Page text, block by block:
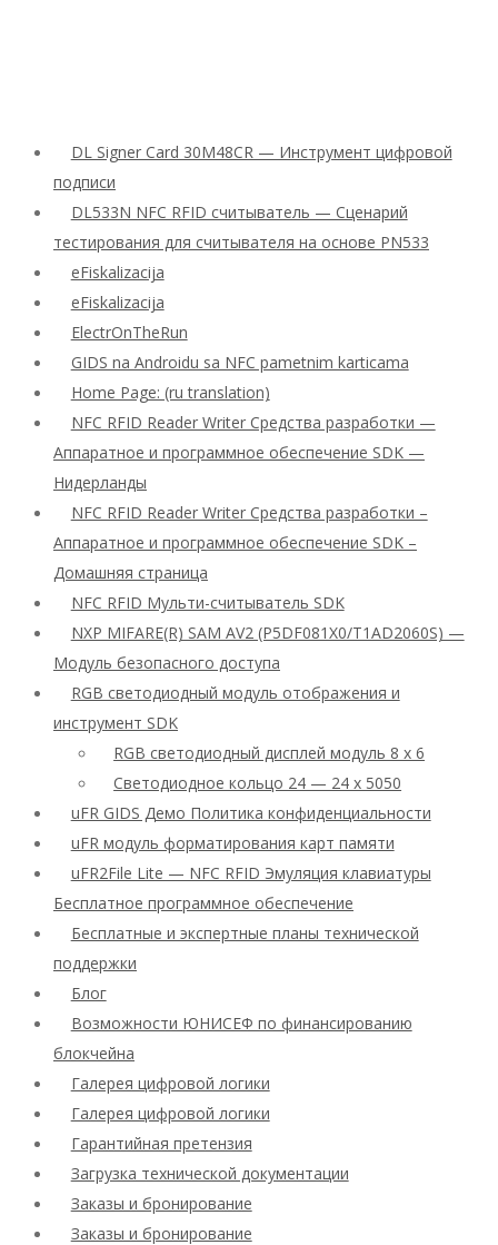
DL Signer Card 30M48CR — Инструмент цифровой
подписи
DL533N NFC RFID считыватель — Сценарий
тестирования для считывателя на основе PN533
eFiskalizacija
eFiskalizacija
ElectrOnTheRun
GIDS na Androidu sa NFC pametnim karticama
Home Page: (ru translation)
NFC RFID Reader Writer Средства разработки —
Аппаратное и программное обеспечение SDK —
Нидерланды
NFC RFID Reader Writer Средства разработки –
Аппаратное и программное обеспечение SDK –
Домашняя страница
NFC RFID Мульти-считыватель SDK
NXP MIFARE(R) SAM AV2 (P5DF081X0/T1AD2060S) —
Модуль безопасного доступа
RGB светодиодный модуль отображения и
инструмент SDK
RGB светодиодный дисплей модуль 8 x 6
Светодиодное кольцо 24 — 24 x 5050
uFR GIDS Демо Политика конфиденциальности
uFR модуль форматирования карт памяти
uFR2File Lite — NFC RFID Эмуляция клавиатуры
Бесплатное программное обеспечение
Бесплатные и экспертные планы технической
поддержки
Блог
Возможности ЮНИСЕФ по финансированию
блокчейна
Галерея цифровой логики
Галерея цифровой логики
Гарантийная претензия
Загрузка технической документации
Заказы и бронирование
Заказы и бронирование